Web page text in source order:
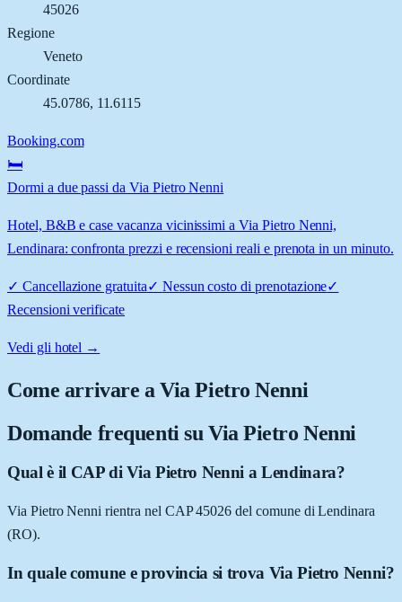
45026
Regione
Veneto
Coordinate
45.0786, 11.6115
Booking.com
🛏️
Dormi a due passi da Via Pietro Nenni
Hotel, B&B e case vacanza vicinissimi a Via Pietro Nenni,
Lendinara: confronta prezzi e recensioni reali e prenota in un minuto.
✓ Cancellazione gratuita✓ Nessun costo di prenotazione✓
Recensioni verificate
Vedi gli hotel →
Come arrivare aVia Pietro Nenni
Domande frequenti su Via Pietro Nenni
Qual è il CAP di Via Pietro Nenni a Lendinara?
Via Pietro Nenni rientra nel CAP 45026 del comune di Lendinara
(RO).
In quale comune e provincia si trova Via Pietro Nenni?